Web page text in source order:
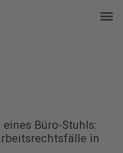
menu
Büro-Stuhls:
in